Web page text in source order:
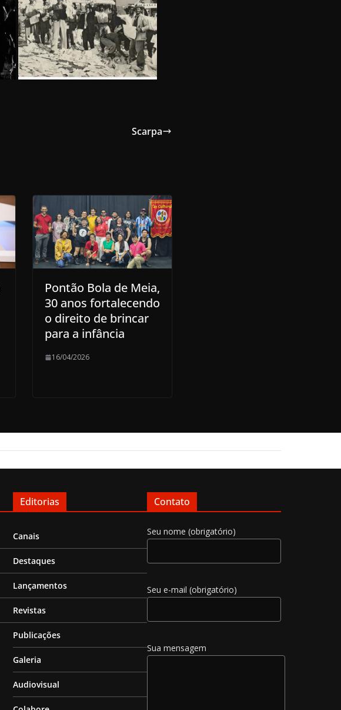
Scarpa
Pontão Bola de Meia,
30 anos fortalecendo
o direito de brincar
para a infância
16/04/2026
Editorias
Canais
Destaques
Lançamentos
Revistas
Publicações
Galeria
Audiovisual
Contato
Seu nome (obrigatório)
Seu e-mail (obrigatório)
Sua mensagem